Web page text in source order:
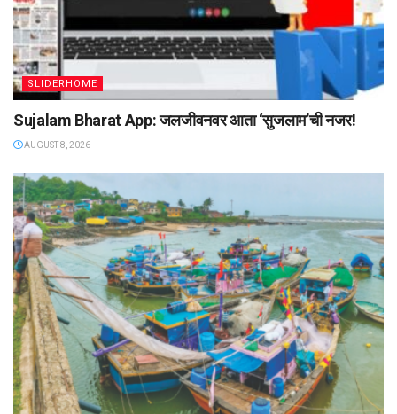
SLIDERHOME
Sujalam Bharat App: जलजीवनवर आता ‌‘सुजलाम‌’ची नजर!
AUGUST 8, 2026